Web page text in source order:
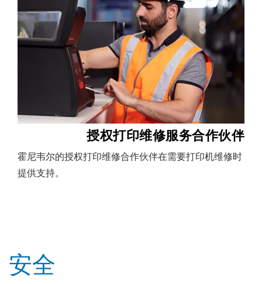
授权打印维修服务合作伙伴
霍尼韦尔的授权打印维修合作伙伴在需要打印机维修时
提供支持。
安全